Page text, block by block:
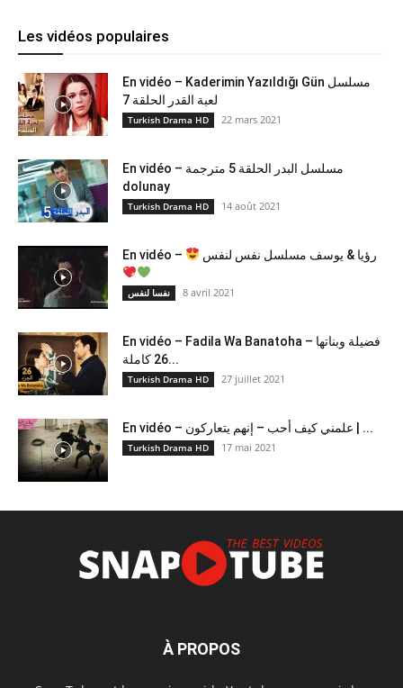
Les vidéos populaires
En vidéo – Kaderimin Yazıldığı Gün مسلسل
لعبة القدر الحلقة 7
Turkish Drama HD 22 mars 2021
En vidéo – مسلسل البدر الحلقة 5 مترجمة
dolunay
Turkish Drama HD 14 août 2021
En vidéo – رؤيا & يوسف مسلسل نفس لنفس
نفسا لنفس 8 avril 2021
En vidéo – Fadila Wa Banatoha – فضيلة وبناتها
26 كاملة...
Turkish Drama HD 27 juillet 2021
En vidéo – علمني كيف أحب – إنهم يتعاركون ​| ...
Turkish Drama HD 17 mai 2021
À PROPOS